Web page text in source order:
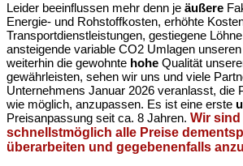
Leider beeinflussen mehr denn je äußere
Energie- und Rohstoffkosten, erhöhte
Transportdienstleistungen, gestiegene
ansteigende variable CO2 Umlagen
weiterhin die gewohnte hohe Qualität
gewährleisten, sehen wir uns und viele
Unternehmens Januar 2026 veranlasst, die
wie möglich, anzupassen. Es ist eine erste
Preisanpassung seit ca. 8 Jahren. Wir
schnellstmöglich alle Preise
überarbeiten und gegebenenfalls